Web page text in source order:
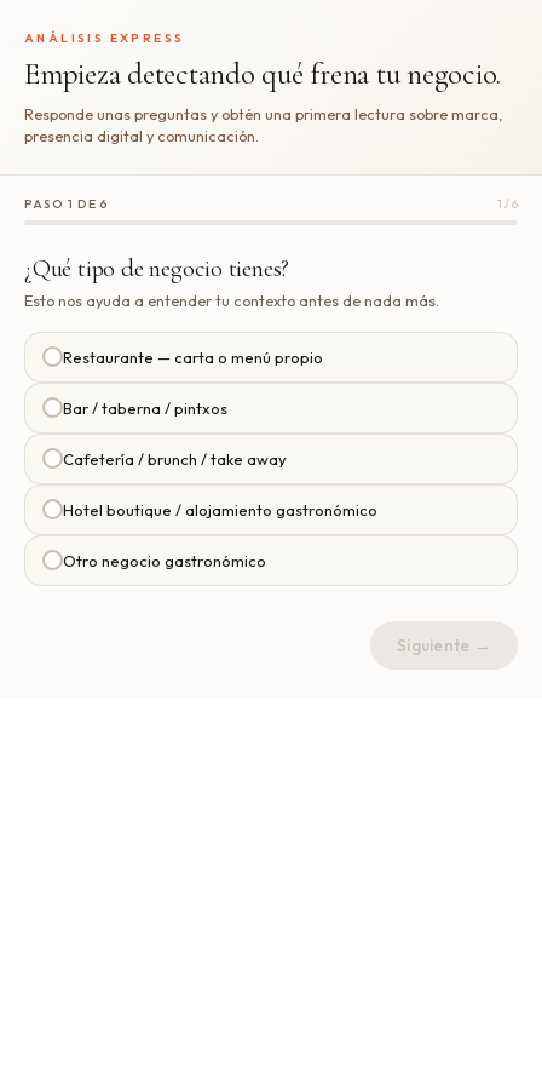
ANÁLISIS EXPRESS
Empieza detectando qué frena tu negocio.
Responde unas preguntas y obtén una primera lectura sobre marca,
presencia digital y comunicación.
PASO 1 DE 6 1 / 6
¿Qué tipo de negocio tienes?
Esto nos ayuda a entender tu contexto antes de nada más.
Restaurante — carta o menú propio
Bar / taberna / pintxos
Cafetería / brunch / take away
Hotel boutique / alojamiento gastronómico
Otro negocio gastronómico
Siguiente →